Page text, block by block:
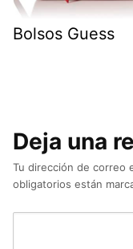
Bolsos Guess
Deja una
Tu dirección de correo
obligatorios están